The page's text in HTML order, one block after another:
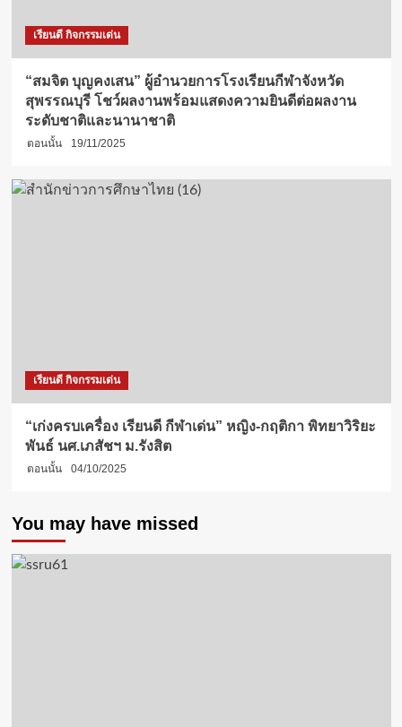
เรียนดี กิจกรรมเด่น
“สมจิต บุญคงเสน” ผู้อำนวยการโรงเรียนกีฬาจังหวัด
สุพรรณบุรี โชว์ผลงานพร้อมแสดงความยินดีต่อผลงาน
ระดับชาติและนานาชาติ
ตอนนั้น 19/11/2025
เรียนดี กิจกรรมเด่น
“เก่งครบเครื่อง เรียนดี กีฬาเด่น” หญิง-กฤติกา พิทยาวิริยะ
พันธ์ นศ.เภสัชฯ ม.รังสิต
ตอนนั้น 04/10/2025
You may have missed